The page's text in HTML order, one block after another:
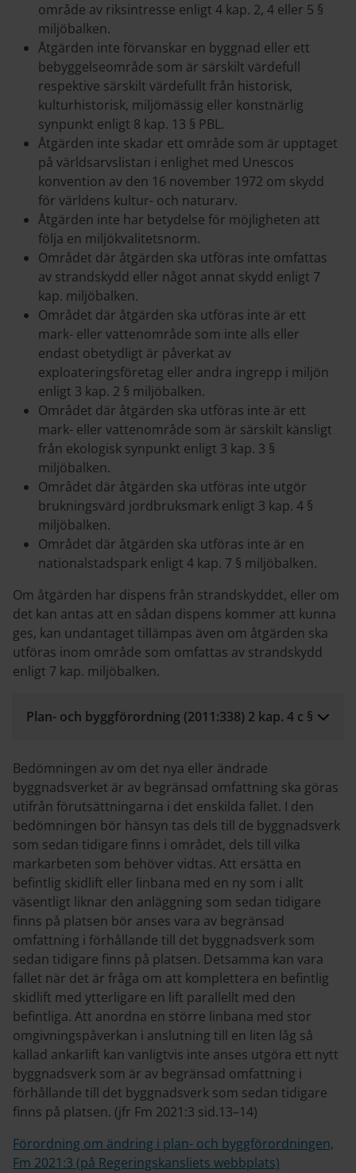
område av riksintresse enligt 4 kap. 2, 4 eller 5 §
miljöbalken.
Åtgärden inte förvanskar en byggnad eller ett
bebyggelseområde som är särskilt värdefull
respektive särskilt värdefullt från historisk,
kulturhistorisk, miljömässig eller konstnärlig
synpunkt enligt 8 kap. 13 § PBL.
Åtgärden inte skadar ett område som är upptaget
på världsarvslistan i enlighet med Unescos
konvention av den 16 november 1972 om skydd
för världens kultur- och naturarv.
Åtgärden inte har betydelse för möjligheten att
följa en miljökvalitetsnorm.
Området där åtgärden ska utföras inte omfattas
av strandskydd eller något annat skydd enligt 7
kap. miljöbalken.
Området där åtgärden ska utföras inte är ett
mark- eller vattenområde som inte alls eller
endast obetydligt är påverkat av
exploateringsföretag eller andra ingrepp i miljön
enligt 3 kap. 2 § miljöbalken.
Området där åtgärden ska utföras inte är ett
mark- eller vattenområde som är särskilt känsligt
från ekologisk synpunkt enligt 3 kap. 3 §
miljöbalken.
Området där åtgärden ska utföras inte utgör
brukningsvärd jordbruksmark enligt 3 kap. 4 §
miljöbalken.
Området där åtgärden ska utföras inte är en
nationalstadspark enligt 4 kap. 7 § miljöbalken.
Om åtgärden har dispens från strandskyddet, eller om
det kan antas att en sådan dispens kommer att kunna
ges, kan undantaget tillämpas även om åtgärden ska
utföras inom område som omfattas av strandskydd
enligt 7 kap. miljöbalken.
Plan- och byggförordning (2011:338) 2 kap. 4 c §
Bedömningen av om det nya eller ändrade
byggnadsverket är av begränsad omfattning ska göras
utifrån förutsättningarna i det enskilda fallet. I den
bedömningen bör hänsyn tas dels till de byggnadsverk
som sedan tidigare finns i området, dels till vilka
markarbeten som behöver vidtas. Att ersätta en
befintlig skidlift eller linbana med en ny som i allt
väsentligt liknar den anläggning som sedan tidigare
finns på platsen bör anses vara av begränsad
omfattning i förhållande till det byggnadsverk som
sedan tidigare finns på platsen. Detsamma kan vara
fallet när det är fråga om att komplettera en befintlig
skidlift med ytterligare en lift parallellt med den
befintliga. Att anordna en större linbana med stor
omgivningspåverkan i anslutning till en liten låg så
kallad ankarlift kan vanligtvis inte anses utgöra ett nytt
byggnadsverk som är av begränsad omfattning i
förhållande till det byggnadsverk som sedan tidigare
finns på platsen. (jfr Fm 2021:3 sid.13–14)
Förordning om ändring i plan- och byggförordningen,
Fm 2021:3 (på Regeringskansliets webbplats)